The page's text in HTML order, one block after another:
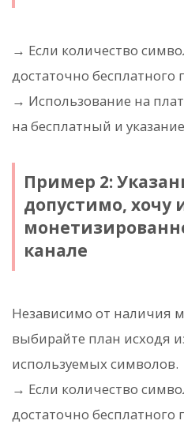
→ Если количество
достаточно бесплатного
→ Использование на
на бесплатный и
Пример 2:
допустимо, хочу
канале
Независимо от наличия
выбирайте план исходя
используемых символов.
→ Если количество
достаточно бесплатного